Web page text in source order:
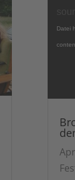
Datei